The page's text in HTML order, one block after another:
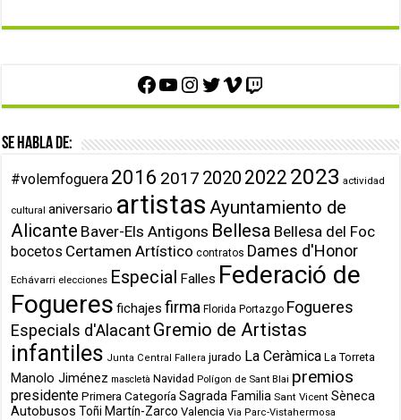
Facebook
YouTube
Instagram
Twitter
Vimeo
Twitch
Se habla de:
#volemfoguera 2016 2017 2020 2022 2023 actividad
cultural aniversario artistas Ayuntamiento de
Alicante Baver-Els Antigons Bellesa Bellesa del Foc
bocetos Certamen Artístico contratos Dames d'Honor
Echávarri elecciones Especial Falles Federació de
Fogueres fichajes firma Florida Portazgo Fogueres
Especials d'AlacantGremio de Artistas
infantiles Junta Central Fallera jurado La Ceràmica La Torreta
Manolo Jiménez mascletà Navidad Polígon de Sant Blai premios
presidente Primera Categoría Sagrada Familia Sant Vicent Sèneca
Autobusos Toñi Martín-Zarco Valencia Via Parc-Vistahermosa